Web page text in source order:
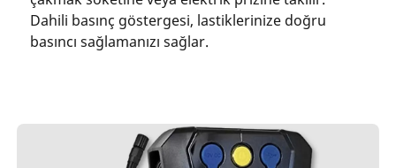
Dahili basınç göstergesi, lastiklerinize doğru
basıncı sağlamanızı sağlar.